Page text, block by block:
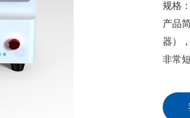
规格
产品
器）
非常